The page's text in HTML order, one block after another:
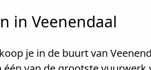
in Veenendaal
je in de buurt van